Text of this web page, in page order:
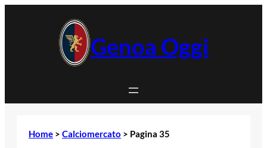
Genoa Oggi
Home > Calciomercato > Pagina 35